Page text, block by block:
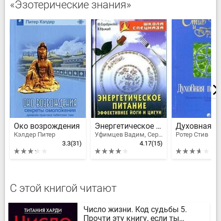
«Эзотерические знания»
Око возрождения
Кэлдер Питер
3.3(31)
Энергетическое питание. Эффективнее йоги и цигун
Уфимцев Вадим, Серебрянский Юрий Анатольевич
4.17(15)
Ротер Стив
С этой книгой читают
Число жизни. Код судьбы 5.
Прочти эту книгу, если ты